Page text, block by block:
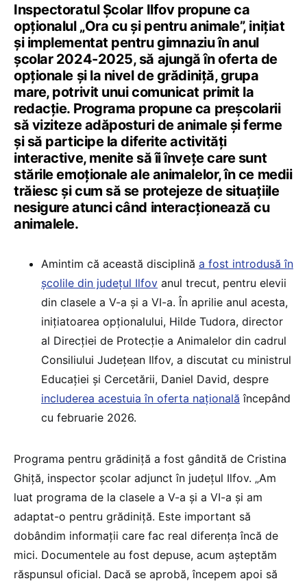
Inspectoratul Școlar Ilfov propune ca
opționalul „Ora cu și pentru animale”, inițiat
și implementat pentru gimnaziu în anul
școlar 2024-2025, să ajungă în oferta de
opționale și la nivel de grădiniță, grupa
mare, potrivit unui comunicat primit la
redacție. Programa propune ca preșcolarii
să viziteze adăposturi de animale și ferme
și să participe la diferite activități
interactive, menite să îi învețe care sunt
stările emoționale ale animalelor, în ce medii
trăiesc și cum să se protejeze de situațiile
nesigure atunci când interacționează cu
animalele.
Amintim că această disciplină a fost introdusă în
școlile din județul Ilfov anul trecut, pentru elevii
din clasele a V-a și a VI-a. În aprilie anul acesta,
inițiatoarea opționalului, Hilde Tudora, director
al Direcției de Protecție a Animalelor din cadrul
Consiliului Județean Ilfov, a discutat cu ministrul
Educației și Cercetării, Daniel David, despre
includerea acestuia în oferta națională începând
cu februarie 2026.
Programa pentru grădiniță a fost gândită de Cristina
Ghiță, inspector școlar adjunct în județul Ilfov. „Am
luat programa de la clasele a V-a și a VI-a și am
adaptat-o pentru grădiniță. Este important să
dobândim informații care fac real diferența încă de
mici. Documentele au fost depuse, acum așteptăm
răspunsul oficial. Dacă se aprobă, începem apoi să